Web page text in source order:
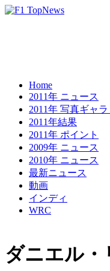
Home
2011年 ニュース
2011年 写真ギャ
2011年結果
2011年 ポイント
2009年 ニュース
2010年 ニュース
最新ニュース
動画
インディ
WRC
ダニエル